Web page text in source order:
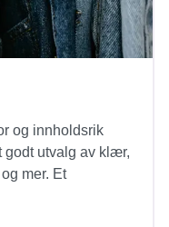
og innholdsrik
godt utvalg av klær,
mer. Et